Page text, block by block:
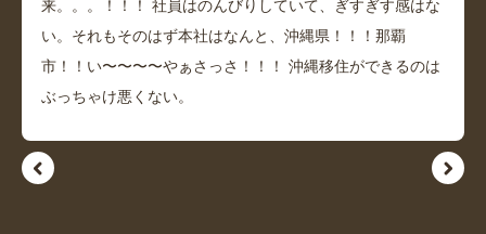
来。。。！！！ 社員はのんびりしていて、ぎすぎす感はな
い。それもそのはず本社はなんと、沖縄県！！！那覇
市！！い〜〜〜〜やぁさっさ！！！ 沖縄移住ができるのは
ぶっちゃけ悪くない。